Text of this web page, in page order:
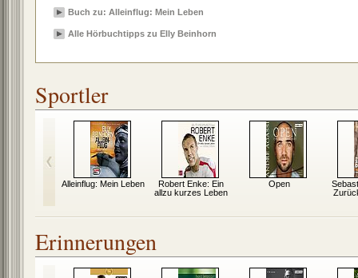
Buch zu: Alleinflug: Mein Leben
Alle Hörbuchtipps zu Elly Beinhorn
Sportler
Alleinflug: Mein Leben
Robert Enke: Ein
allzu kurzes Leben
Open
Erinnerungen